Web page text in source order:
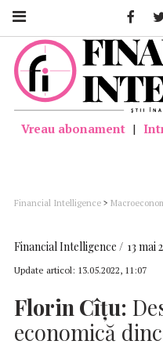
Vreau abonament |
Financial Intelligence >
Financial Intelligence 13 mai
Update articol: 13.05.2022, 11:07
Florin Cîţu:
economică
Facebook